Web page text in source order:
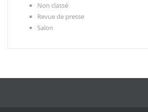
Non classé
Revue de presse
Salon